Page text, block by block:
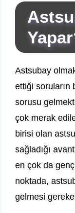
Astsubay
ettiği soruların
sorusu
çok merak
birisi olan
sağladığı
en çok da
noktada,
gelmesi